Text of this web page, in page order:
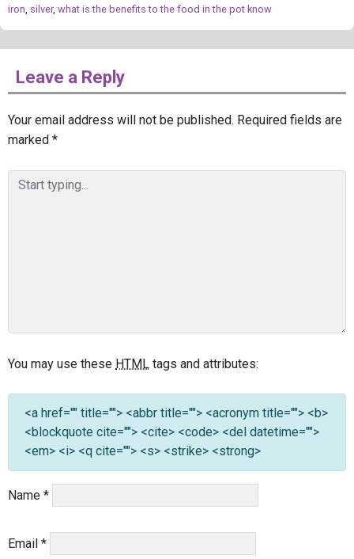
iron silver, what is the benefits to the food in the pot know
Leave a Reply
Your email address will not be published. Required fields are
marked *
You may use these HTML tags and attributes:
<a href="" title=""> <abbr title=""> <acronym title=""> <b>
<blockquote cite=""> <cite> <code> <del datetime="">
<em> <i> <q cite=""> <s> <strike> <strong>
Name *
Email *